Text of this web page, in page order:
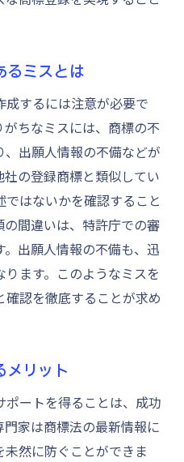
るミスとは
するには注意が必要で
ちなミスには、商標の不
出願人情報の不備などが
の登録商標と類似してい
はないかを確認すること
間違いは、特許庁での審
出願人情報の不備も、迅
ます。このようなミスを
認を徹底することが求め
メリット
ートを得ることは、成功
家は商標法の最新情報に
然に防ぐことができま